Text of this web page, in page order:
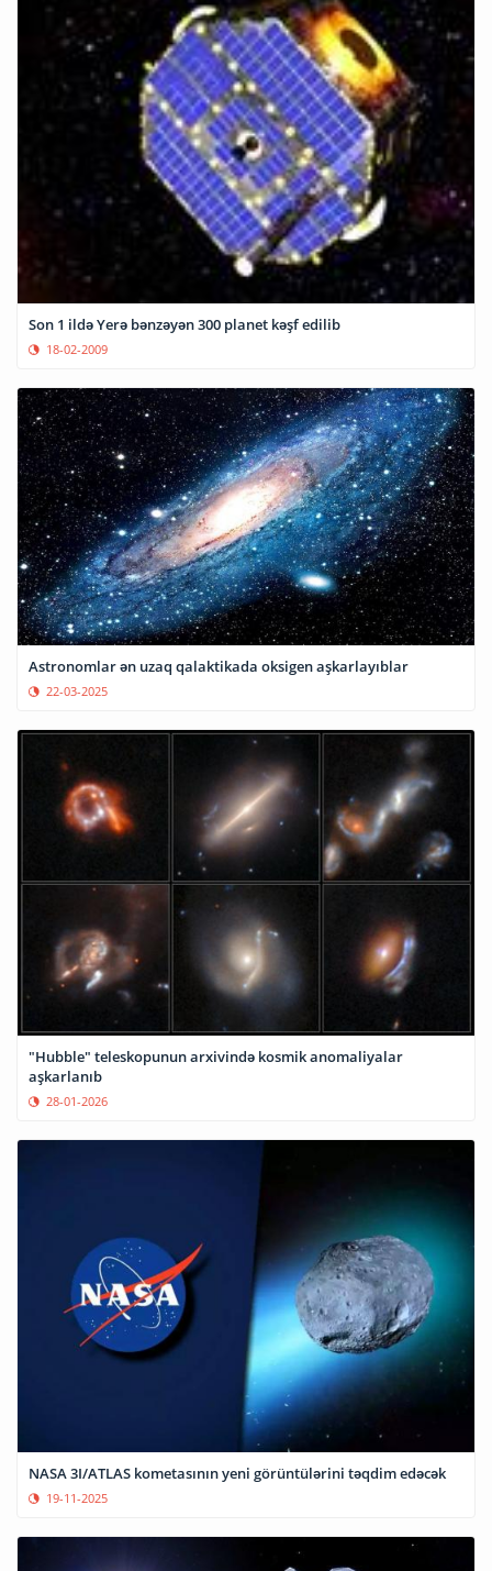
Son 1 ildə Yerə bənzəyən 300 planet kəşf edilib
18-02-2009
Astronomlar ən uzaq qalaktikada oksigen aşkarlayıblar
22-03-2025
"Hubble" teleskopunun arxivində kosmik anomaliyalar
aşkarlanıb
28-01-2026
NASA 3I/ATLAS kometasının yeni görüntülərini təqdim edəcək
19-11-2025